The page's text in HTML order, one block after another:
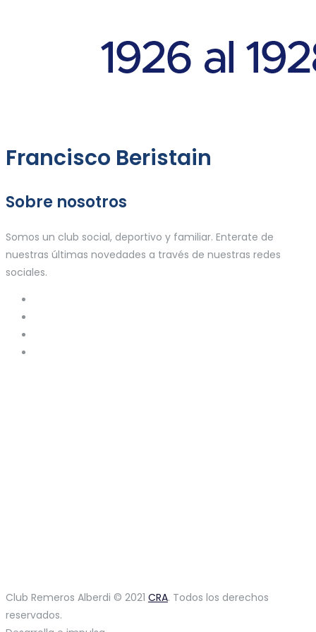
Francisco Beristain
Sobre nosotros
Somos un club social, deportivo y familiar. Enterate de
nuestras últimas novedades a través de nuestras redes
sociales.
Club Remeros Alberdi © 2021 CRA. Todos los derechos
reservados.